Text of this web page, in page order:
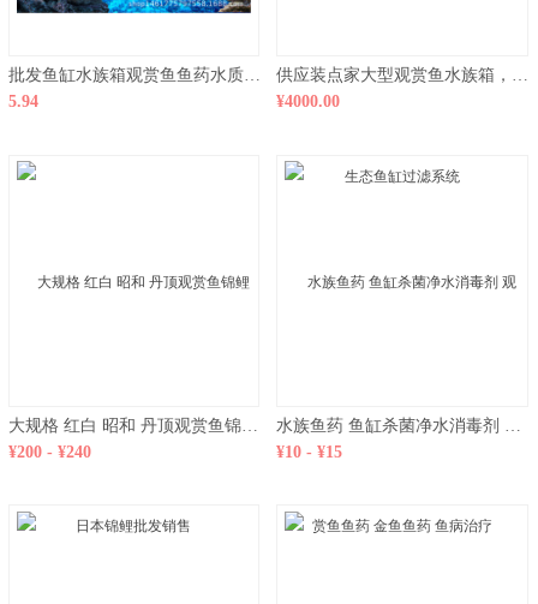
批发鱼缸水族箱观赏鱼鱼药水质安定剂除氯水硝化细菌水族用品
5.94
供应装点家大型观赏鱼水族箱，生态鱼缸过滤系统
¥4000.00
大规格 红白 昭和 丹顶观赏鱼锦鲤日本锦鲤批发销售
¥200 - ¥240
¥10 - ¥15